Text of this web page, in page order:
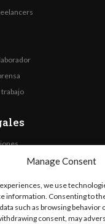
Manage Consent
we use
information. Consenting to
such as browsing behavior
consent, may